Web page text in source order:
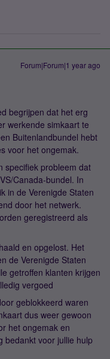
Forum|Forum|1 year ago
begrijpen dat het erg
werkende simkaart te
Buitenlandbundel hebt
voor het ongemak.
specifiek probleem dat
Canada-bundel. In
in de Verenigde Staten
door het netwerk.
geregistreerd als
en opgelost. Het
de Verenigde Staten
getroffen klanten krijgen
vergoed
geblokkeerd waren
dus weer gewoon
het ongemak en
bedankt voor jullie hulp